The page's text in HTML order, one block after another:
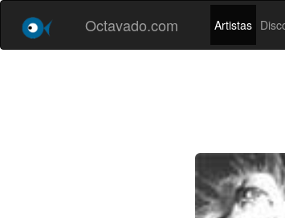
Octavado.com Artistas